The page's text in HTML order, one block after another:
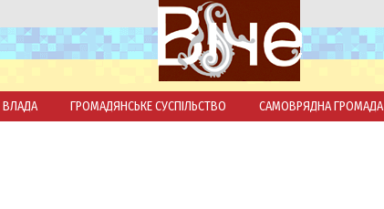
ВЛАДА ГРОМАДЯНСЬКЕ СУСПІЛЬСТВО САМОВРЯДНА ГРОМАДА